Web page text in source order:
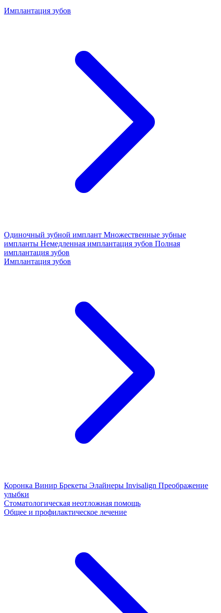
Имплантация зубов
Одиночный зубной имплант Множественные зубные
импланты Немедленная имплантация зубов Полная
имплантация зубов
Имплантация зубов
Коронка Винир Брекеты Элайнеры Invisalign Преображение
улыбки
Стоматологическая неотложная помощь
Общее и профилактическое лечение